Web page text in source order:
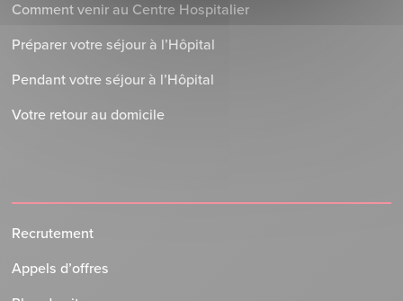
Comment venir au Centre Hospitalier
Préparer votre séjour à l’Hôpital
Pendant votre séjour à l’Hôpital
Votre retour au domicile
Recrutement
Appels d’offres